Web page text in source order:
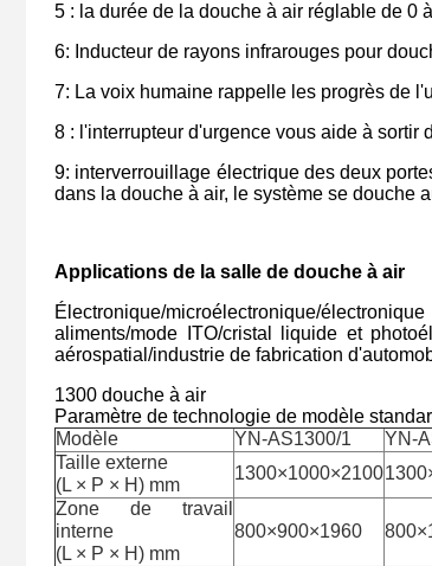
5 : la durée de la douche à air réglable de 0
6: Inducteur de rayons infrarouges pour
7: La voix humaine rappelle les progrès de
8 : l'interrupteur d'urgence vous aide à sortir
9: interverrouillage électrique des deux
dans la douche à air, le système se douche
Applications de la salle de douche à air
Électronique/microélectronique/
aliments/mode ITO/cristal liquide et
aérospatial/industrie de fabrication
1300 douche à air
Paramètre de technologie de modèle
Modèle
YN-AS1300/1 YN-
Taille externe
(L × P × H) mm
1300×1000×2100
Zone de travail
interne
(L × P × H) mm
800×900×1960